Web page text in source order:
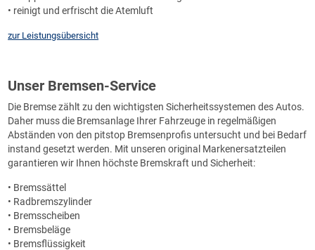
• reinigt und erfrischt die Atemluft
zur Leistungsübersicht
Unser Bremsen-Service
Die Bremse zählt zu den wichtigsten Sicherheitssystemen des Autos.
Daher muss die Bremsanlage Ihrer Fahrzeuge in regelmäßigen
Abständen von den pitstop Bremsenprofis untersucht und bei Bedarf
instand gesetzt werden. Mit unseren original Markenersatzteilen
garantieren wir Ihnen höchste Bremskraft und Sicherheit:
• Bremssättel
• Radbremszylinder
• Bremsscheiben
• Bremsbeläge
• Bremsflüssigkeit